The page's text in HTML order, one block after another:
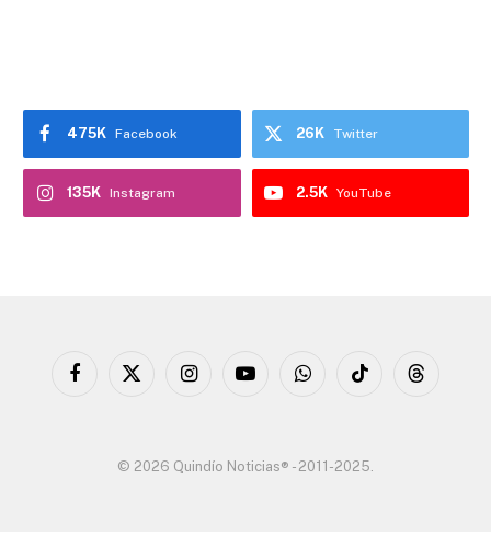
Facebook
475K Twitter
26K
Instagram
135K YouTube
2.5K
Facebook
X
InstagramYouTubeWhatsAppTikTok Threads
© 2026 Quindío Noticias® - 2011-2025.